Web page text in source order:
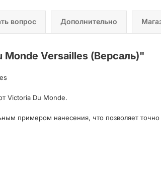
вопрос Дополнительно
Versailles (Версаль)"
Victoria Du Monde.
примером нанесения, что позволяет